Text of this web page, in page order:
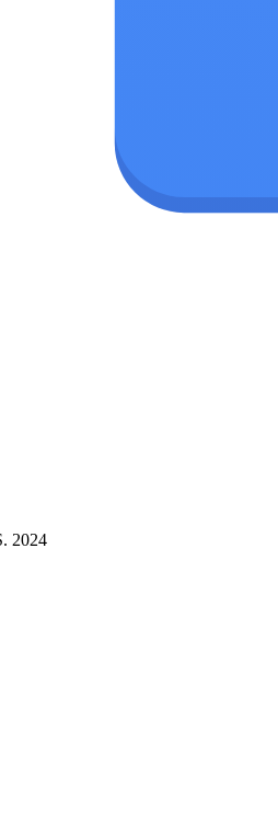
2024